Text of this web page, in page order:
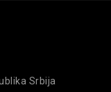
Srbija